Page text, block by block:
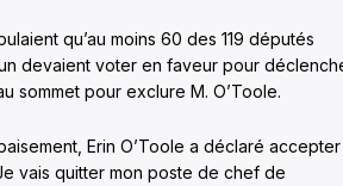
qu’au moins 60 des 119 députés
devaient voter en faveur pour
sommet pour exclure M. O’Toole.
Erin O’Toole a déclaré
vais quitter mon poste de chef de